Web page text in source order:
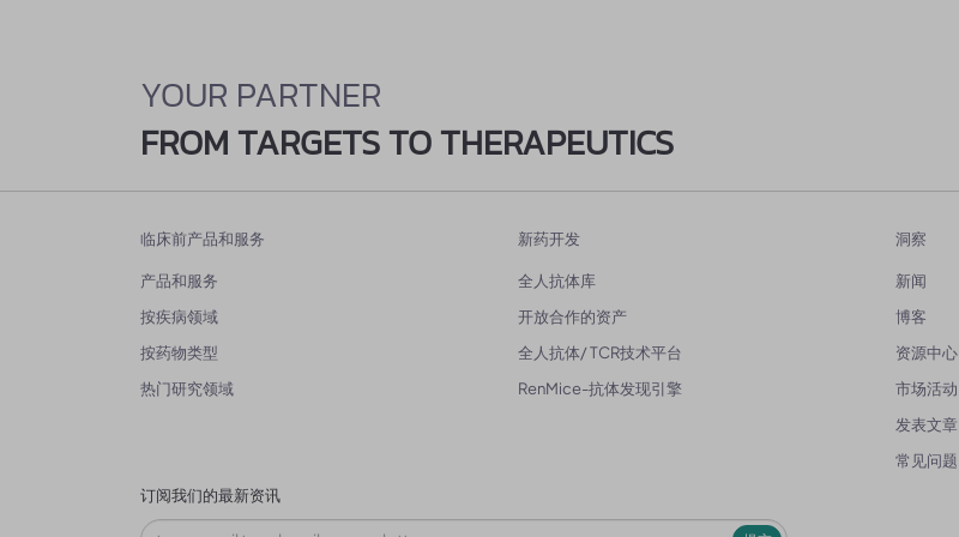
YOUR PARTNER
FROM TARGETS TO THERAPEUTICS
临床前产品和服务
产品和服务
按疾病领域
按药物类型
热门研究领域
新药开发
全人抗体库
开放合作的资产
全人抗体/ TCR技术平台
RenMice-抗体发现引擎
洞察
新闻
博客
资源中心
市场活动
发表文章
常见问题
订阅我们的最新资讯